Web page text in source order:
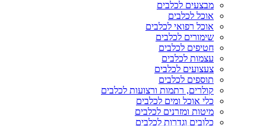
מבצעים לכלבים
אוכל לכלבים
אוכל רפואי לכלבים
שימורים לכלבים
חטיפים לכלבים
עצמות לכלבים
צעצועים לכלבים
תוספים לכלבים
קולרים, רתמות ורצועות לכלבים
כלי אוכל ומים לכלבים
מיטות ומזרנים לכלבים
כלובים וגדרות לכלבים